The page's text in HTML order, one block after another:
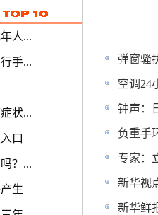
人...
手...
状...
口
？...
生
弹窗骚
空调24
钟声：
负重手
专家：
新华视
新华鲜